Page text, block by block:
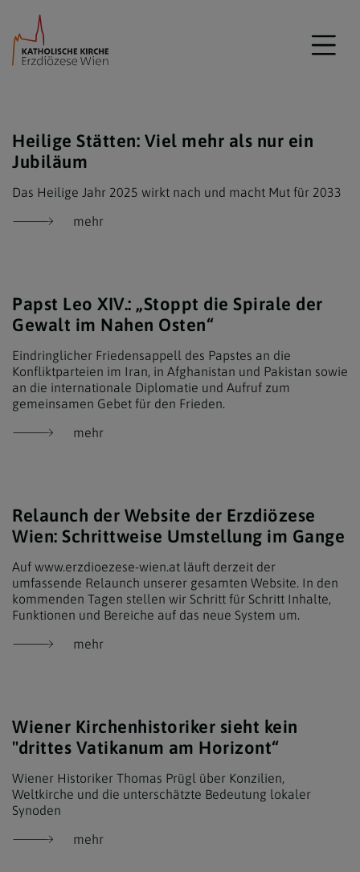
Heilige Stätten: Viel mehr als nur ein
Jubiläum
Das Heilige Jahr 2025 wirkt nach und macht Mut für 2033
mehr
Papst Leo XIV.: „Stoppt die Spirale der
Gewalt im Nahen Osten“
Eindringlicher Friedensappell des Papstes an die
Konfliktparteien im Iran, in Afghanistan und Pakistan sowie
an die internationale Diplomatie und Aufruf zum
gemeinsamen Gebet für den Frieden.
mehr
Relaunch der Website der Erzdiözese
Wien: Schrittweise Umstellung im Gange
Auf www.erzdioezese-wien.at läuft derzeit der
umfassende Relaunch unserer gesamten Website. In den
kommenden Tagen stellen wir Schritt für Schritt Inhalte,
Funktionen und Bereiche auf das neue System um.
mehr
Wiener Kirchenhistoriker sieht kein
"drittes Vatikanum am Horizont“
Wiener Historiker Thomas Prügl über Konzilien,
Weltkirche und die unterschätzte Bedeutung lokaler
Synoden
mehr